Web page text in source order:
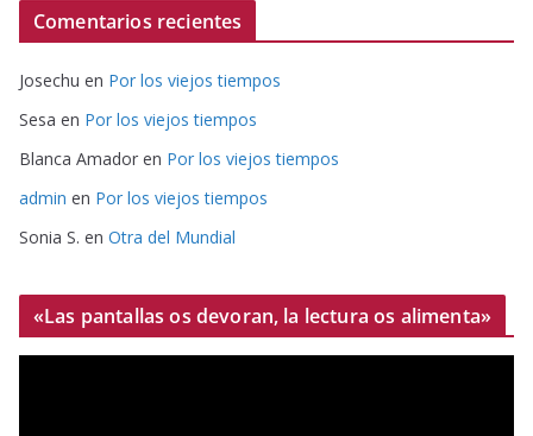
Comentarios recientes
Josechu en Por los viejos tiempos
Sesa en Por los viejos tiempos
Blanca Amador en Por los viejos tiempos
admin en Por los viejos tiempos
Sonia S. en Otra del Mundial
«Las pantallas os devoran, la lectura os alimenta»